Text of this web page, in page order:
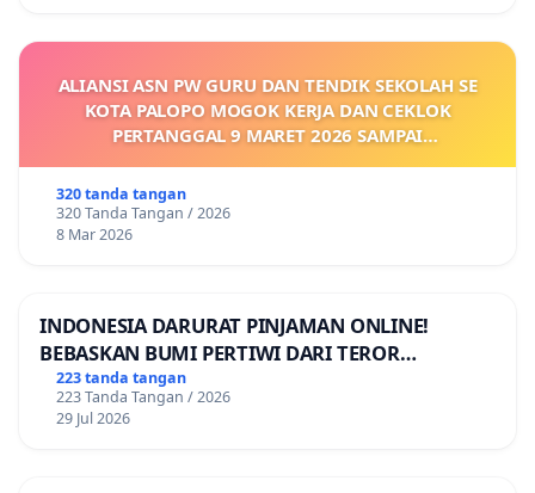
ALIANSI ASN PW GURU DAN TENDIK SEKOLAH SE
KOTA PALOPO MOGOK KERJA DAN CEKLOK
PERTANGGAL 9 MARET 2026 SAMPAI
KEJELASAN SUMBER GAJI POKOK
320 tanda tangan
320 Tanda Tangan / 2026
8 Mar 2026
INDONESIA DARURAT PINJAMAN ONLINE!
BEBASKAN BUMI PERTIWI DARI TEROR
PINJAMAN ONLINE! TUTUP PINJOL!
223 tanda tangan
223 Tanda Tangan / 2026
29 Jul 2026